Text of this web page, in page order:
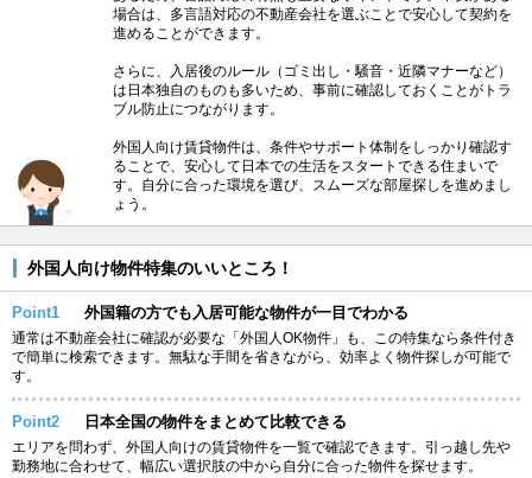
場合は、多言語対応の不動産会社を選ぶことで安心して契約を
進めることができます。
さらに、入居後のルール（ゴミ出し・騒音・近隣マナーなど）
は日本独自のものも多いため、事前に確認しておくことがトラ
ブル防止につながります。
外国人向け賃貸物件は、条件やサポート体制をしっかり確認す
ることで、安心して日本での生活をスタートできる住まいで
す。自分に合った環境を選び、スムーズな部屋探しを進めまし
ょう。
外国人向け物件特集のいいところ！
Point1 外国籍の方でも入居可能な物件が一目でわかる
通常は不動産会社に確認が必要な「外国人OK物件」も、この特集なら条件付き
で簡単に検索できます。無駄な手間を省きながら、効率よく物件探しが可能で
す。
Point2 日本全国の物件をまとめて比較できる
エリアを問わず、外国人向けの賃貸物件を一覧で確認できます。引っ越し先や
勤務地に合わせて、幅広い選択肢の中から自分に合った物件を探せます。